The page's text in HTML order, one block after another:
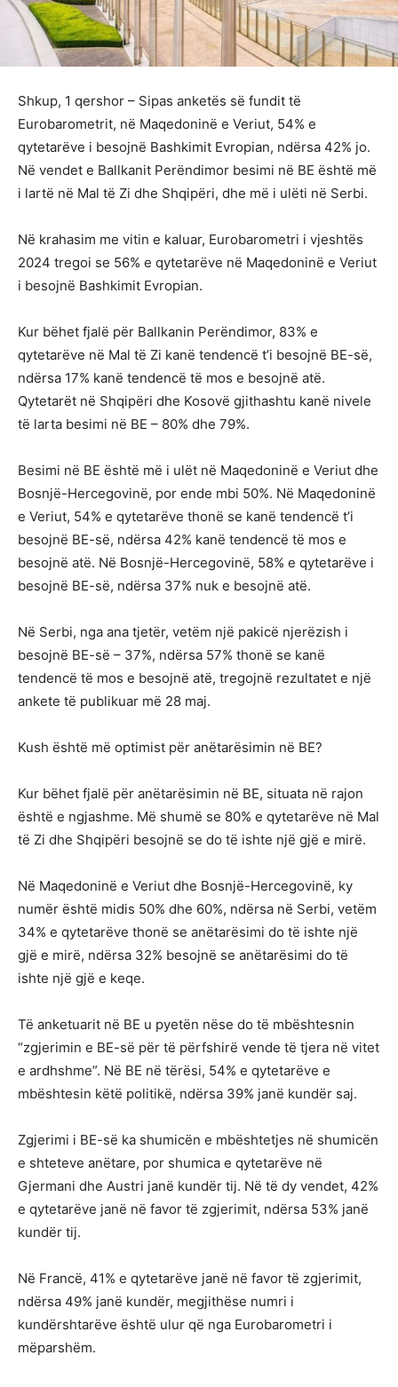
Shkup, 1 qershor – Sipas anketës së fundit të
Eurobarometrit, në Maqedoninë e Veriut, 54% e
qytetarëve i besojnë Bashkimit Evropian, ndërsa 42% jo.
Në vendet e Ballkanit Perëndimor besimi në BE është më
i lartë në Mal të Zi dhe Shqipëri, dhe më i ulëti në Serbi.
Në krahasim me vitin e kaluar, Eurobarometri i vjeshtës
2024 tregoi se 56% e qytetarëve në Maqedoninë e Veriut
i besojnë Bashkimit Evropian.
Kur bëhet fjalë për Ballkanin Perëndimor, 83% e
qytetarëve në Mal të Zi kanë tendencë t’i besojnë BE-së,
ndërsa 17% kanë tendencë të mos e besojnë atë.
Qytetarët në Shqipëri dhe Kosovë gjithashtu kanë nivele
të larta besimi në BE – 80% dhe 79%.
Besimi në BE është më i ulët në Maqedoninë e Veriut dhe
Bosnjë-Hercegovinë, por ende mbi 50%. Në Maqedoninë
e Veriut, 54% e qytetarëve thonë se kanë tendencë t’i
besojnë BE-së, ndërsa 42% kanë tendencë të mos e
besojnë atë. Në Bosnjë-Hercegovinë, 58% e qytetarëve i
besojnë BE-së, ndërsa 37% nuk ​​e besojnë atë.
Në Serbi, nga ana tjetër, vetëm një pakicë njerëzish i
besojnë BE-së – 37%, ndërsa 57% thonë se kanë
tendencë të mos e besojnë atë, tregojnë rezultatet e një
ankete të publikuar më 28 maj.
Kush është më optimist për anëtarësimin në BE?
Kur bëhet fjalë për anëtarësimin në BE, situata në rajon
është e ngjashme. Më shumë se 80% e qytetarëve në Mal
të Zi dhe Shqipëri besojnë se do të ishte një gjë e mirë.
Në Maqedoninë e Veriut dhe Bosnjë-Hercegovinë, ky
numër është midis 50% dhe 60%, ndërsa në Serbi, vetëm
34% e qytetarëve thonë se anëtarësimi do të ishte një
gjë e mirë, ndërsa 32% besojnë se anëtarësimi do të
ishte një gjë e keqe.
Të anketuarit në BE u pyetën nëse do të mbështesnin
“zgjerimin e BE-së për të përfshirë vende të tjera në vitet
e ardhshme”. Në BE në tërësi, 54% e qytetarëve e
mbështesin këtë politikë, ndërsa 39% janë kundër saj.
Zgjerimi i BE-së ka shumicën e mbështetjes në shumicën
e shteteve anëtare, por shumica e qytetarëve në
Gjermani dhe Austri janë kundër tij. Në të dy vendet, 42%
e qytetarëve janë në favor të zgjerimit, ndërsa 53% janë
kundër tij.
Në Francë, 41% e qytetarëve janë në favor të zgjerimit,
ndërsa 49% janë kundër, megjithëse numri i
kundërshtarëve është ulur që nga Eurobarometri i
mëparshëm.